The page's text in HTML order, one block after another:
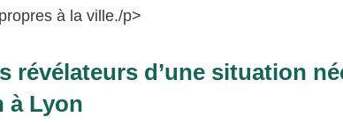
à la ville./p>
révélateurs d’une situation
à Lyon